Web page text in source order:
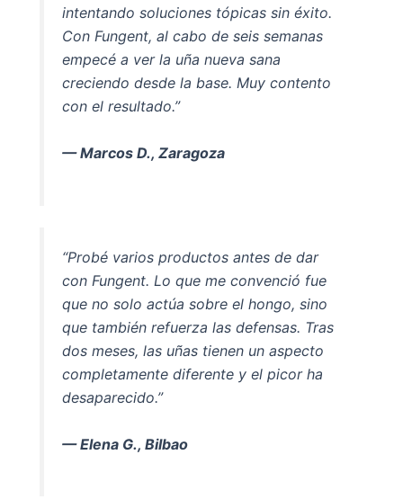
intentando soluciones tópicas sin éxito.
Con Fungent, al cabo de seis semanas
empecé a ver la uña nueva sana
creciendo desde la base. Muy contento
con el resultado.”
— Marcos D., Zaragoza
“Probé varios productos antes de dar
con Fungent. Lo que me convenció fue
que no solo actúa sobre el hongo, sino
que también refuerza las defensas. Tras
dos meses, las uñas tienen un aspecto
completamente diferente y el picor ha
desaparecido.”
— Elena G., Bilbao